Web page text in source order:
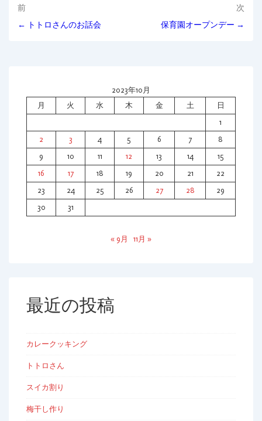
投
稿
ゲ
ー
ョ
ン
前
← トトロさんのお話会
次
保育園オープンデー →
2023年10月
月
火 水 木 金 土
日
1
2
3 4 5 6 7
8
9
10 11 12 13 14
15
16
17 18 19 20 21
22
23
24 25 26 27 28
29
30
31
« 9月 11月 »
最近の投稿
カレークッキング
トトロさん
スイカ割り
梅干し作り